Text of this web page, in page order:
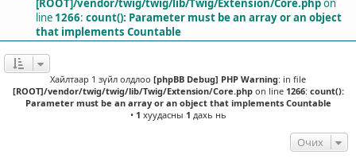
[ROOT]/vendor/twig/twig/lib/Twig/Extension/Core.phpon
line 1266: count(): Parameter must be an array or an object
that implements Countable
Хайлтаар 1 зүйл олдлоо [phpBB Debug] PHP Warning: in file
[ROOT]/vendor/twig/twig/lib/Twig/Extension/Core.phpon line 1266: count():
Parameter must be an array or an object that implements Countable
• 1 хуудасны 1 дахь нь
Очих